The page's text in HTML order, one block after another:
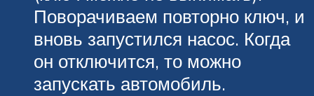
Поворачиваем повторно ключ, и
вновь запустился насос. Когда
он отключится, то можно
запускать автомобиль.